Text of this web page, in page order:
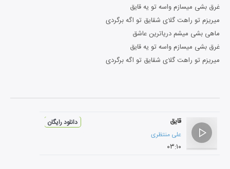
غرق بشی میسازم واسه تو یه قایق
میریزم تو راهت گلای شقایق تو اگه برگردی
ماهی بشی میشم دریاترین عاشق
غرق بشی میسازم واسه تو یه قایق
میریزم تو راهت گلای شقایق تو اگه برگردی
قایق
علی منتظری
۰۳:۱۰
دانلود رایگان